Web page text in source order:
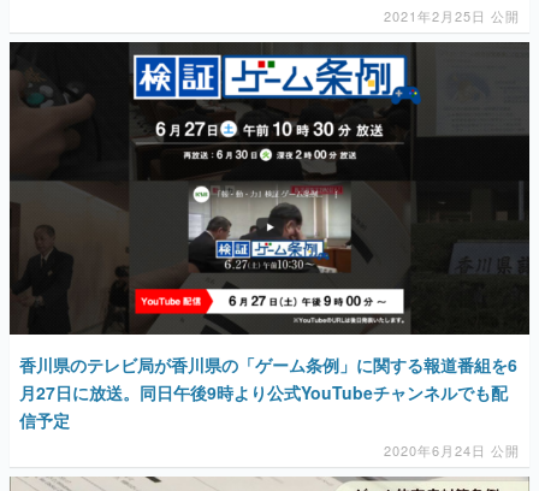
その他
電ファミニコゲーマーとは？
運営：株式会社マレ
2021年2月25日 公開
香川県のテレビ局が香川県の「ゲーム条例」に関する報道番組を6
月27日に放送。同日午後9時より公式YouTubeチャンネルでも配
信予定
2020年6月24日 公開